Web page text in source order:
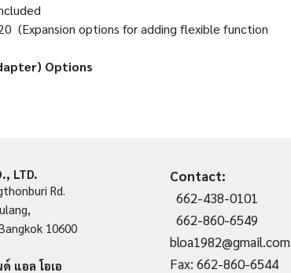
(Expansion options for adding flexible function
Options
LTD.
Rd.
10600
แอล โอเอ
Contact:
662-438-0101
662-860-6549
bloa1982@gmail.com
Fax: 662-860-6544